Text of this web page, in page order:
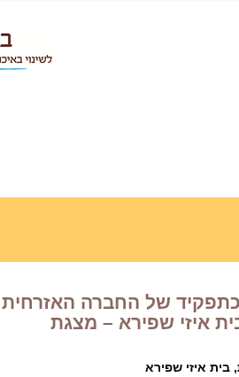
איזי שפירא – מצגת
בית איזי שפירא